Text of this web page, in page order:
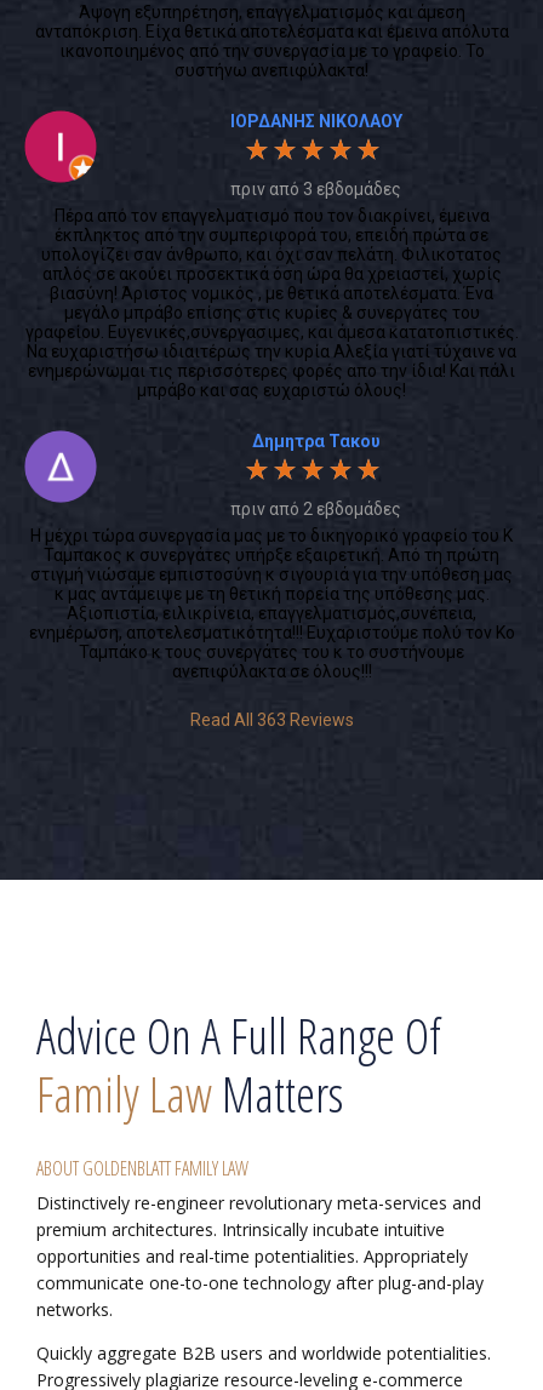
Άψογη εξυπηρέτηση, επαγγελματισμός και άμεση
ανταπόκριση. Είχα θετικά αποτελέσματα και έμεινα απόλυτα
ικανοποιημένος από την συνεργασία με το γραφείο. Το
συστήνω ανεπιφύλακτα!
ΙΟΡΔΑΝΗΣ ΝΙΚΟΛΑΟΥ
πριν από 3 εβδομάδες
Πέρα από τον επαγγελματισμό που τον διακρίνει, έμεινα
έκπληκτος από την συμπεριφορά του, επειδή πρώτα σε
υπολογίζει σαν άνθρωπο, και όχι σαν πελάτη. Φιλικοτατος
απλός σε ακούει προσεκτικά όση ώρα θα χρειαστεί, χωρίς
βιασύνη! Άριστος νομικός , με θετικά αποτελέσματα. Ένα
μεγάλο μπράβο επίσης στις κυρίες & συνεργάτες του
γραφείου. Ευγενικές,συνεργασιμες, και άμεσα κατατοπιστικές.
Να ευχαριστήσω ιδιαιτέρως την κυρία Αλεξία γιατί τύχαινε να
ενημερώνωμαι τις περισσότερες φορές απο την ίδια! Και πάλι
μπράβο και σας ευχαριστώ όλους!
Δημητρα Τακου
πριν από 2 εβδομάδες
Η μέχρι τώρα συνεργασία μας με το δικηγορικό γραφείο του Κ
Ταμπακος κ συνεργάτες υπήρξε εξαιρετική. Από τη πρώτη
στιγμή νιώσαμε εμπιστοσύνη κ σιγουριά για την υπόθεση μας
κ μας αντάμειψε με τη θετική πορεία της υπόθεσης μας.
Αξιοπιστία, ειλικρίνεια, επαγγελματισμός,συνέπεια,
ενημέρωση, αποτελεσματικότητα!!! Ευχαριστούμε πολύ τον Κο
Ταμπάκο κ τους συνεργάτες του κ το συστήνουμε
ανεπιφύλακτα σε όλους!!!
Read All 363 Reviews
Advice On A Full Range Of
Family Law Matters
ABOUT GOLDENBLATT FAMILY LAW
Distinctively re-engineer revolutionary meta-services and
premium architectures. Intrinsically incubate intuitive
opportunities and real-time potentialities. Appropriately
communicate one-to-one technology after plug-and-play
networks.
Quickly aggregate B2B users and worldwide potentialities.
Progressively plagiarize resource-leveling e-commerce